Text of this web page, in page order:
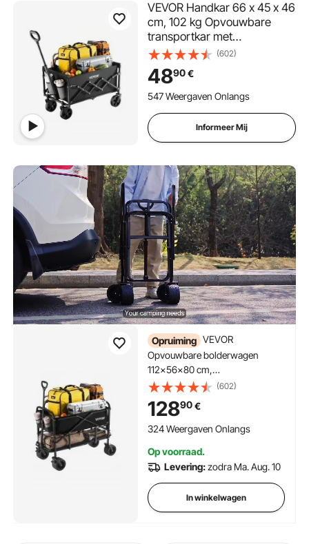
VEVOR Handkar 66 x 45 x 46
cm, 102 kg Opvouwbare
transportkar met
terreinwielen, Outdoor Utility
Kar met verstelbare
handgreep, Kampeerkar
voor strand, supermarkt, tuin,
(602)
4890€
547 Weergaven Onlangs
Informeer Mij
Opruiming VEVOR
Opvouwbare bolderwagen
112x56x80 cm,
Transportwagen, Handkar,
Tuinwagen met all-terrain wielen,
Strandwagen, Draagvermogen
tot 204 kg, Multifunctionele
sporten en winkelen
(602)
12890€
324 Weergaven Onlangs
Op voorraad.
Levering:zodra Ma. Aug. 10
In winkelwagen